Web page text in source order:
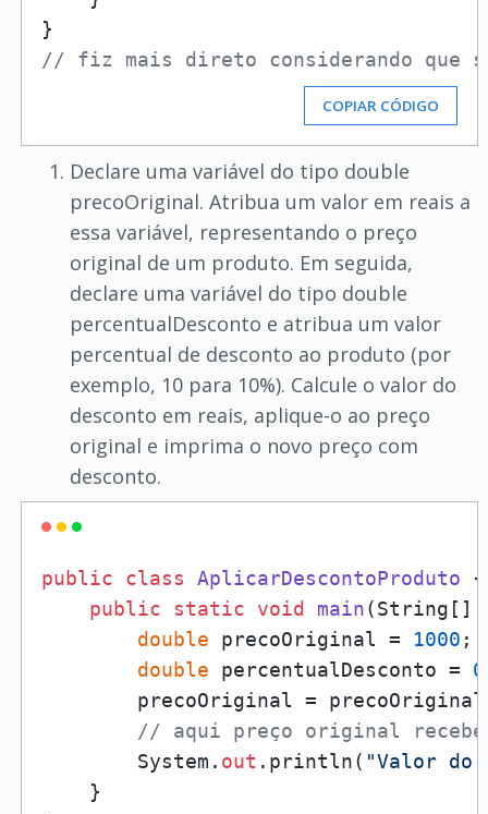
// fiz mais direto considerando que
COPIAR CÓDIGO
Declare uma variável do tipo double
precoOriginal. Atribua um valor em reais a
essa variável, representando o preço
original de um produto. Em seguida,
declare uma variável do tipo double
percentualDesconto e atribua um valor
percentual de desconto ao produto (por
exemplo, 10 para 10%). Calcule o valor do
desconto em reais, aplique-o ao preço
original e imprima o novo preço com
desconto.
public class AplicarDescontoProduto {
public
static void main(String[]
double precoOriginal = 1000 ;
double percentualDesconto =
precoOriginal =
// aqui preço original recebe
        System.
out .println( "Valor do
    }